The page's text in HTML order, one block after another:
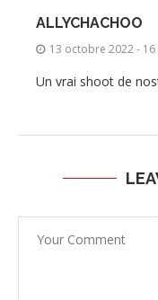
ALLYCHACHOO
13 octobre 2022 - 16
Un vrai shoot de